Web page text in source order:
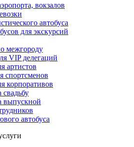
вокзалов
автобуса
для экскурсий
межгороду
VIP делегаций
артистов
спортсменов
корпоративов
выпускной
автобуса